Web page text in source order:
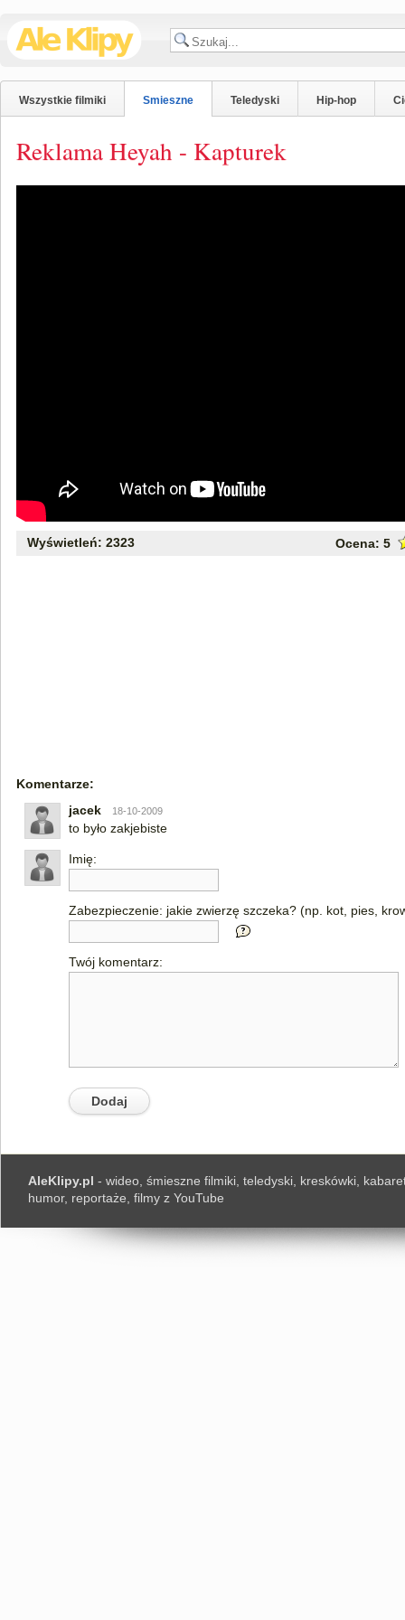
Wszystkie filmiki Smieszne Teledyski Hip-hop
Reklama Heyah - Kapturek
Wyświetleń: 2323 Ocena: 5
Komentarze:
jacek
18-10-2009
to było zakjebiste
Imię:
Zabezpieczenie: jakie zwierzę szczeka? (np. kot, pies,
Twój komentarz:
AleKlipy.pl - wideo, śmieszne filmiki, teledyski, kreskówki,
humor, reportaże, filmy z YouTube